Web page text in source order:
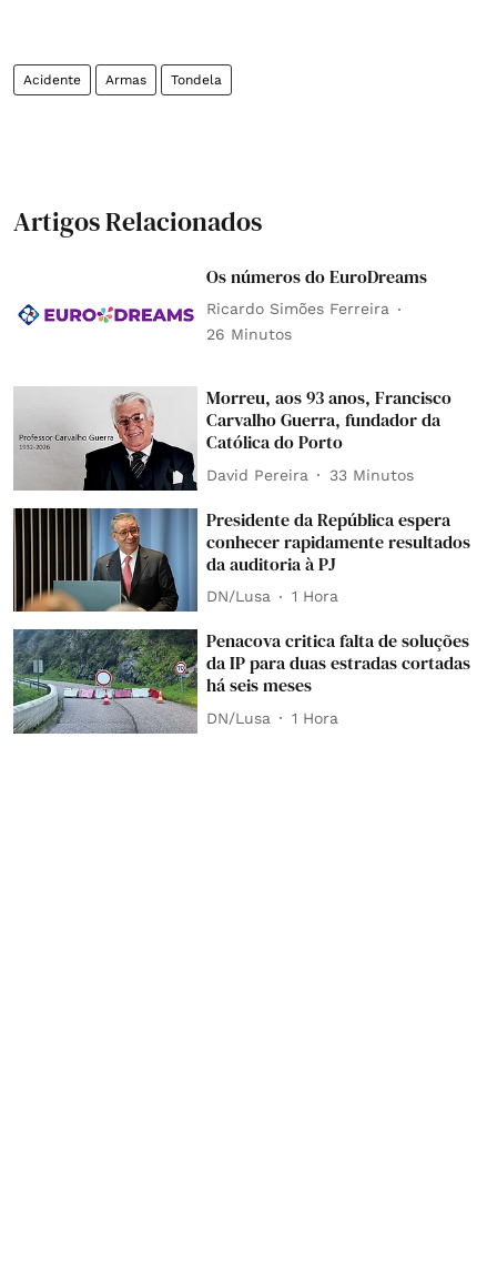
Acidente Armas Tondela
Artigos Relacionados
Os números do EuroDreams
Ricardo Simões Ferreira
26 Minutos
Morreu, aos 93 anos, Francisco
Carvalho Guerra, fundador da
Católica do Porto
David Pereira 33 Minutos
Presidente da República espera
conhecer rapidamente resultados
da auditoria à PJ
DN/Lusa 1 Hora
Penacova critica falta de soluções
da IP para duas estradas cortadas
há seis meses
DN/Lusa 1 Hora